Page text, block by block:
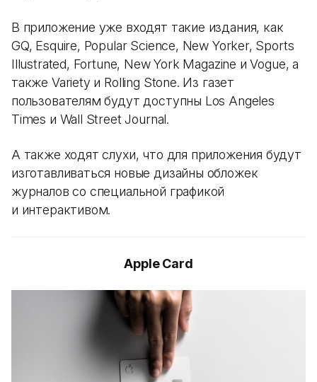
В приложение уже входят такие издания, как
GQ, Esquire, Popular Science, New Yorker, Sports
Illustrated, Fortune, New York Magazine и Vogue, а
также Variety и Rolling Stone. Из газет
пользователям будут доступны Los Angeles
Times и Wall Street Journal.
А также ходят слухи, что для приложения будут
изготавливаться новые дизайны обложек
журналов со специальной графикой
и интерактивом.
Apple Card